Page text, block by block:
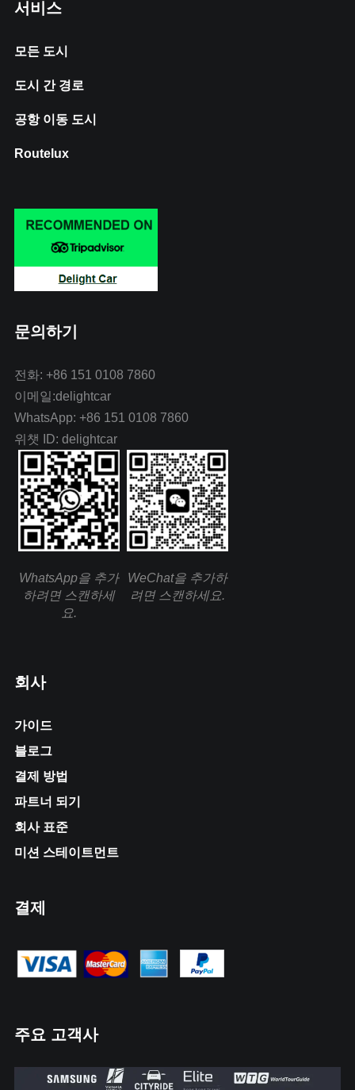
서비스
모든 도시
도시 간 경로
공항 이동 도시
Routelux
문의하기
전화: +86 151 0108 7860
이메일:delightcar
WhatsApp: +86 151 0108 7860
위챗 ID: delightcar
WhatsApp을 추가
하려면 스캔하세
요.
WeChat을 추가하
려면 스캔하세요.
회사
가이드
블로그
결제 방법
파트너 되기
회사 표준
미션 스테이트먼트
결제
주요 고객사